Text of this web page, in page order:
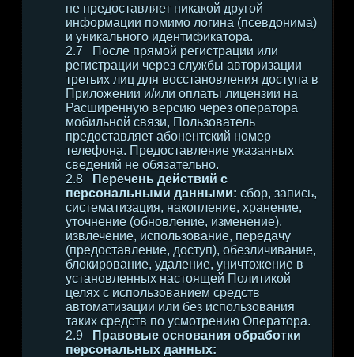
не предоставляет никакой другой
информации помимо логина (псевдонима)
и уникального идентификатора.
После прямой регистрации или
регистрации через службы авторизации
третьих лиц для восстановления доступа в
Приложении и/или оплаты лицензии на
Расширенную версию через оператора
мобильной связи, Пользователь
предоставляет абонентский номер
телефона. Предоставление указанных
сведений не обязательно.
Перечень действий с
персональными данными: сбор, запись,
систематизация, накопление, хранение,
уточнение (обновление, изменение),
извлечение, использование, передачу
(предоставление, доступ), обезличивание,
блокирование, удаление, уничтожение в
установленных настоящей Политикой
целях с использованием средств
автоматизации или без использования
таких средств по усмотрению Оператора.
Правовые основания обработки
персональных данных: